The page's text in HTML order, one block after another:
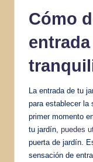
Cómo
La entrada de tu
para establecer la
primer momento
tu jardín, puedes
puerta de jardín.
sensación de